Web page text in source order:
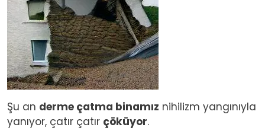
Şu an derme çatma binamız nihilizm yangınıyla
yanıyor, çatır çatır çöküyor.